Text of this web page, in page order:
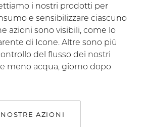
i nostri prodotti per
e sensibilizzare ciascuno
azioni sono visibili, come lo
di Icone. Altre sono più
del flusso dei nostri
meno acqua, giorno dopo
AZIONI